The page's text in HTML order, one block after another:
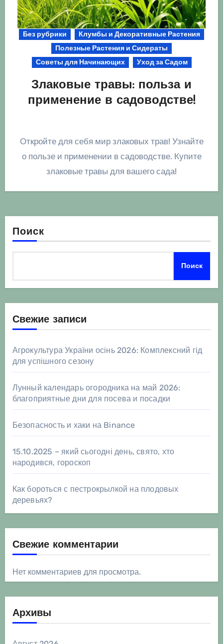
Без рубрики
Клумбы и Декоративные Растения
Полезные Растения и Сидераты
Советы для Начинающих
Уход за Садом
Злаковые травы: польза и
применение в садоводстве!
Откройте для себя мир злаковых трав! Узнайте
о пользе и применении в садоводстве. Купите
злаковые травы для вашего сада!
Поиск
Поиск
Свежие записи
Агрокультура України осінь 2026: Комплексний гід
для успішного сезону
Лунный календарь огородника на май 2026:
благоприятные дни для посева и посадки
Безопасность и хаки на Binance
15.10.2025 – який сьогодні день, свято, хто
народився, гороскоп
Как бороться с пестрокрылкой на плодовых
деревьях?
Свежие комментарии
Нет комментариев для просмотра.
Архивы